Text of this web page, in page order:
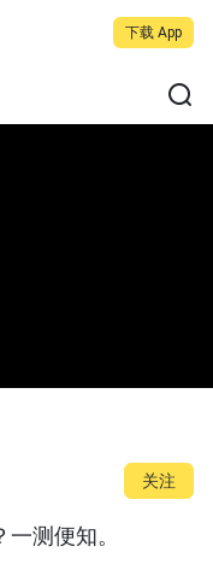
下载 App
关注
测便知。